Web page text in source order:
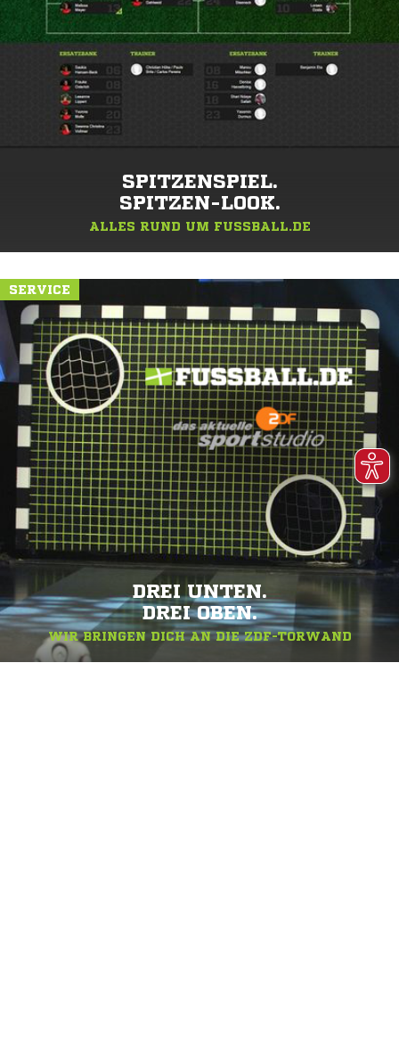
SPITZENSPIEL.
SPITZEN-LOOK.
ALLES RUND UM FUSSBALL.DE
SERVICE
DREI UNTEN.
DREI OBEN.
WIR BRINGEN DICH AN DIE ZDF-TORWAND